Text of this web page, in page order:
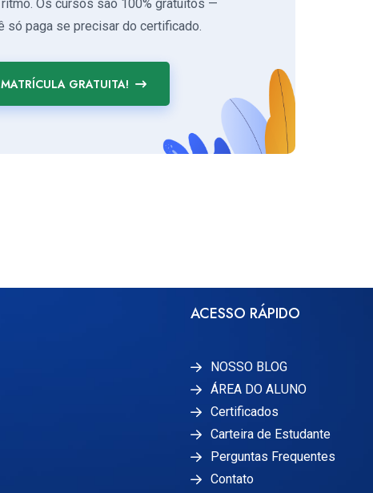
Os cursos são 100% gratuitos —
só paga se precisar do certificado.
MATRÍCULA GRATUITA!
ACESSO RÁPIDO
NOSSO BLOG
ÁREA DO ALUNO
Certificados
Carteira de Estudante
Perguntas Frequentes
Contato